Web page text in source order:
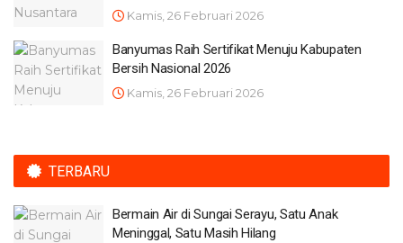
Kamis, 26 Februari 2026
Banyumas Raih Sertifikat Menuju Kabupaten
Bersih Nasional 2026
Kamis, 26 Februari 2026
TERBARU
Bermain Air di Sungai Serayu, Satu Anak
Meninggal, Satu Masih Hilang